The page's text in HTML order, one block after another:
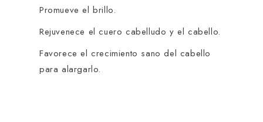
Promueve el brillo.
Rejuvenece el cuero cabelludo y el cabello.
Favorece el crecimiento sano del cabello
para alargarlo.